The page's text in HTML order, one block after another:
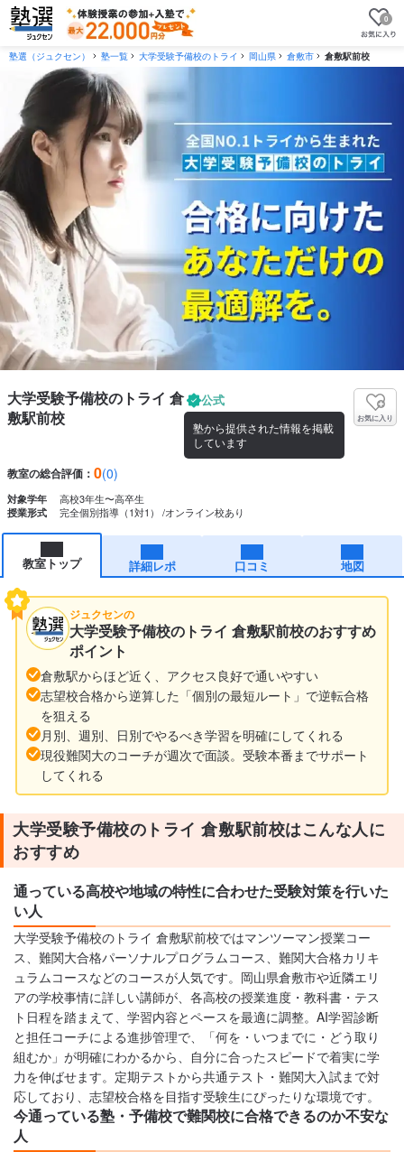
0
塾選（ジュクセン） 塾一覧 大学受験予備校のトライ 岡山県 倉敷市 倉敷駅前校
大学受験予備校のトライ 倉
敷駅前校
公式
塾から提供された情報を掲載
しています
教室の総合評価： 0(0)
お気に入り
対象学年 高校3年生〜高卒生
授業形式 完全個別指導（1対1） オンライン校あり
教室トップ 詳細レポ 口コミ 地図
ジュクセンの
大学受験予備校のトライ 倉敷駅前校のおすすめ
ポイント
倉敷駅からほど近く、アクセス良好で通いやすい
志望校合格から逆算した「個別の最短ルート」で逆転合格
を狙える
月別、週別、日別でやるべき学習を明確にしてくれる
現役難関大のコーチが週次で面談。受験本番までサポート
してくれる
大学受験予備校のトライ 倉敷駅前校はこんな人に
おすすめ
通っている高校や地域の特性に合わせた受験対策を行いた
い人
大学受験予備校のトライ 倉敷駅前校ではマンツーマン授業コー
ス、難関大合格パーソナルプログラムコース、難関大合格カリキ
ュラムコースなどのコースが人気です。岡山県倉敷市や近隣エリ
アの学校事情に詳しい講師が、各高校の授業進度・教科書・テス
ト日程を踏まえて、学習内容とペースを最適に調整。AI学習診断
と担任コーチによる進捗管理で、「何を・いつまでに・どう取り
組むか」が明確にわかるから、自分に合ったスピードで着実に学
力を伸ばせます。定期テストから共通テスト・難関大入試まで対
応しており、志望校合格を目指す受験生にぴったりな環境です。
今通っている塾・予備校で難関校に合格できるのか不安な
人